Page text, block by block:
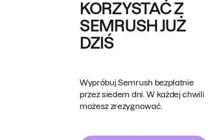
KORZYSTAĆ Z
SEMRUSH JUŻ
DZIŚ
Wypróbuj Semrush bezpłatnie
przez siedem dni. W każdej chwili
możesz zrezygnować.